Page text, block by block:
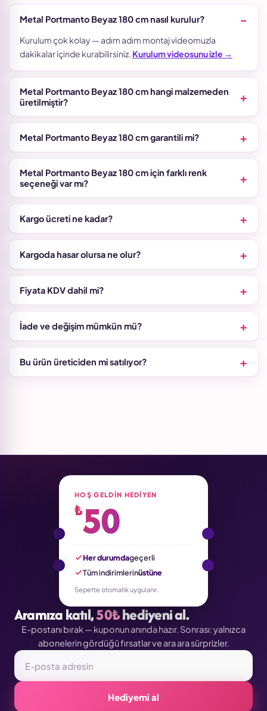
Metal Portmanto Beyaz 180 cm nasıl kurulur?
Kurulum çok kolay — adım adım montaj videomuzla
dakikalar içinde kurabilirsiniz. Kurulum videosunu izle →
Metal Portmanto Beyaz 180 cm hangi malzemeden
üretilmiştir?
Metal Portmanto Beyaz 180 cm garantili mi?
Metal Portmanto Beyaz 180 cm için farklı renk
seçeneği var mı?
Kargo ücreti ne kadar?
Kargoda hasar olursa ne olur?
Fiyata KDV dahil mi?
İade ve değişim mümkün mü?
Bu ürün üreticiden mi satılıyor?
HOŞ GELDIN HEDIYEN
₺50
Her durumdageçerli
Tüm indirimlerinüstüne
Sepette otomatik uygulanır.
Aramıza katıl,50₺hediyeni al.
E-postanı bırak — kuponun anında hazır. Sonrası: yalnızca
abonelerin gördüğü fırsatlar ve ara ara sürprizler.
Hediyemi al